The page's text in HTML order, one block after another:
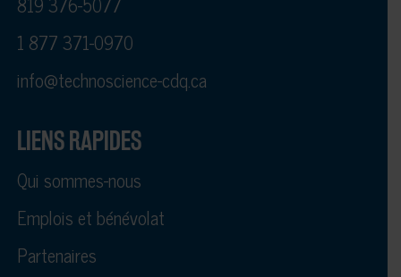
1 877 371-0970
info@technoscience-cdq.ca
LIENS RAPIDES
Qui sommes-nous
Emplois et bénévolat
Partenaires